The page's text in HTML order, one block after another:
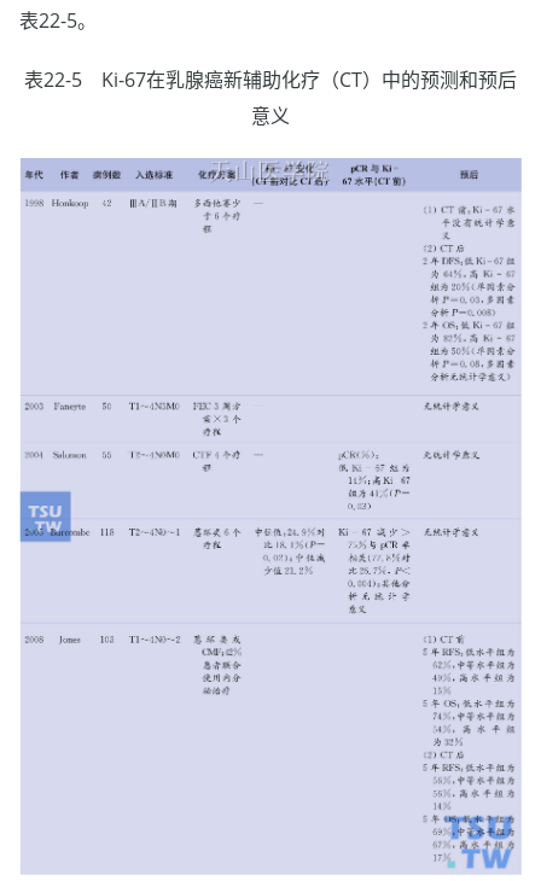
表22-5。
表22-5 Ki-67在乳腺癌新辅助化疗（CT）中的预测和预后
意义